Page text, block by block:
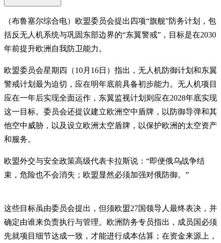
（布鲁塞尔综合电）欧盟委员会提出四项“旗舰”防务计划，包
括反无人机系统与巩固东部边界的“东翼警戒”，目标是在2030
年前提升欧洲自我防卫能力。
欧盟委员会星期四（10月16日）指出，无人机防御计划和东翼
警戒计划最为迫切，应在明年底前具备初步能力。无人机项目
应在一年后实现全面运作，东翼监视计划则应在2028年底实现
这一目标。委员会还提议建立欧洲空中盾牌，以防御导弹和其
他空中威胁，以及设立欧洲太空盾牌，以保护欧洲的太空资产
和服务。
欧盟外交与安全政策高级代表卡拉斯说：“即便俄乌战争结
束，危险也不会消失；欧盟显然必须加强对俄防御。”
这些目标虽由委员会提出，但须欧盟27国领导人最终表决，并
确定由谁来负责执行与管理。欧洲防务专员指出，成员国必须
先就项目细节达成一致，才能进行成本估算；在资金来源上，